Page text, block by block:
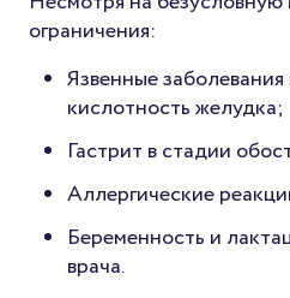
ограничения:
Язвенные
кислотность желудка;
Гастрит в стадии
Аллергические
Беременность и
врача.